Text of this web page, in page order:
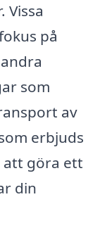
Vissa
på
som
av
erbjuds
göra ett
din